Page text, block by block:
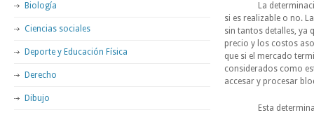
La determinación
si es realizable o no.
sin tantos detalles, ya
precio y los costos
que si el mercado
considerados como
accesar y procesar
Esta determinación
Biología
Ciencias sociales
Deporte y Educación Física
Derecho
Dibujo